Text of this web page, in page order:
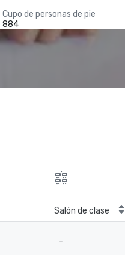
Cupo de personas de pie
884
Salón de clase
-